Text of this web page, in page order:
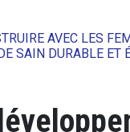
AVEC LES
SAIN DURABLE ET